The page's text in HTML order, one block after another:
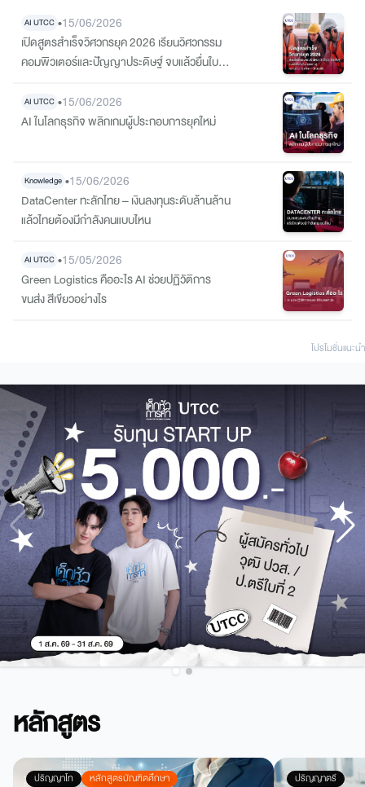
AI UTCC •15/06/2026
เปิดสูตรสำเร็จวิศวกรยุค 2026 เรียนวิศวกรรม
คอมพิวเตอร์และปัญญาประดิษฐ์ จบแล้วยื่นใบรับ
AI UTCC •15/06/2026
AI ในโลกธุรกิจ พลิกเกมผู้ประกอบการยุคใหม่
Knowledge •15/06/2026
DataCenter ทะลักไทย – เงินลงทุนระดับล้านล้าน
แล้วไทยต้องมีกำลังคนแบบไหน
AI UTCC •15/05/2026
Green Logistics คืออะไร AI ช่วยปฏิวัติการ
ขนส่ง สีเขียวอย่างไร
โปรโมชั่นแนะนํา
หลักสูตร
ปริญญาโท หลักสูตรบัณฑิตศึกษา ปริญญาตรี